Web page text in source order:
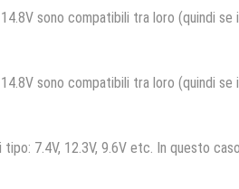
sono compatibili tra loro (quindi
sono compatibili tra loro (quindi
7.4V, 12.3V, 9.6V etc. In questo